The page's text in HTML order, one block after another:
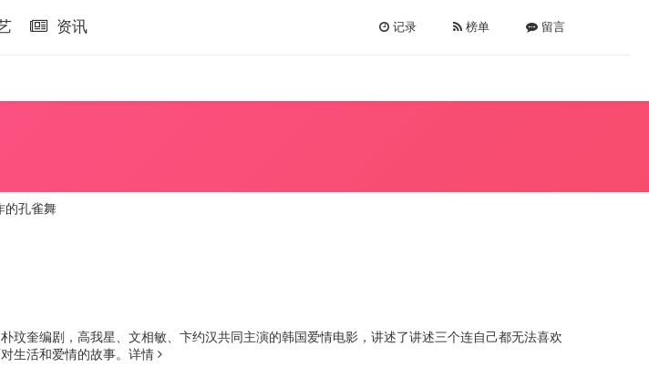
资讯 记录 榜单 留言
的孔雀舞
玟奎编剧，高我星、文相敏、卞约汉共同主演的韩国爱情电影，讲述了讲述三个连自己都无法喜欢
生活和爱情的故事。 详情